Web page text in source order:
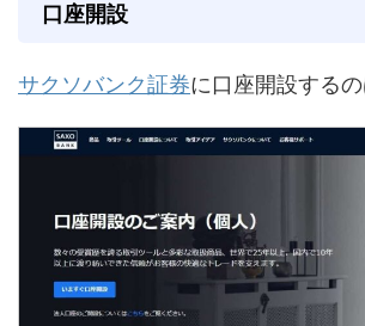
口座開設
サクソバンク証券に口座開設するの